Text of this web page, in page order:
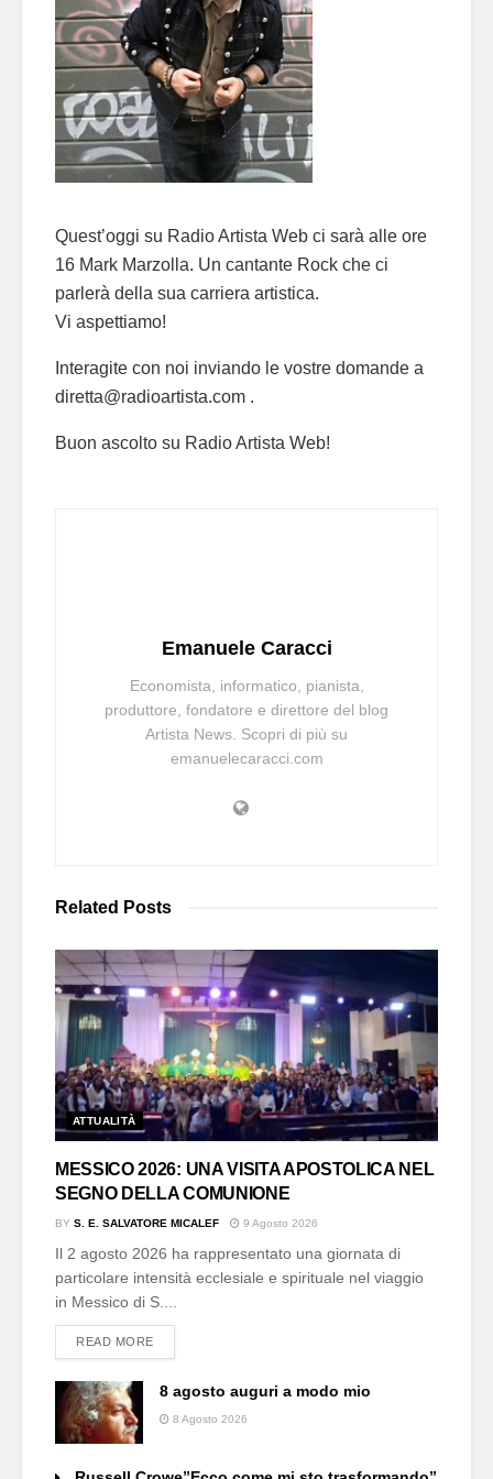
Quest’oggi su Radio Artista Web ci sarà alle ore
16 Mark Marzolla. Un cantante Rock che ci
parlerà della sua carriera artistica.
Vi aspettiamo!
Interagite con noi inviando le vostre domande a
diretta@radioartista.com .
Buon ascolto su Radio Artista Web!
Emanuele Caracci
Economista, informatico, pianista,
produttore, fondatore e direttore del blog
Artista News. Scopri di più su
emanuelecaracci.com
Related Posts
ATTUALITÀ
MESSICO 2026: UNA VISITA APOSTOLICA NEL
SEGNO DELLA COMUNIONE
BY S. E. SALVATORE MICALEF 9 Agosto 2026
Il 2 agosto 2026 ha rappresentato una giornata di
particolare intensità ecclesiale e spirituale nel viaggio
in Messico di S....
READ MOREDETAILS
8 agosto auguri a modo mio
8 Agosto 2026